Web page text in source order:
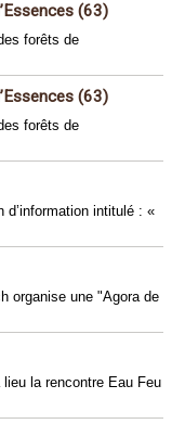
(63)
forêts de
(63)
forêts de
d’information intitulé : «
organise une "Agora de
la rencontre Eau Feu